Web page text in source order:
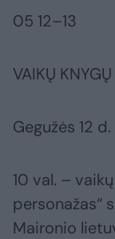
05 12–13
VAIKŲ
Gegužės 12 d.
10 val. –
personažas“
Maironio